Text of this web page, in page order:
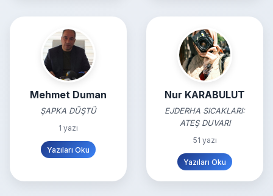
Mehmet Duman
ŞAPKA DÜŞTÜ
1 yazı
Yazıları Oku
Nur KARABULUT
EJDERHA SICAKLARI:
ATEŞ DUVARI
51 yazı
Yazıları Oku